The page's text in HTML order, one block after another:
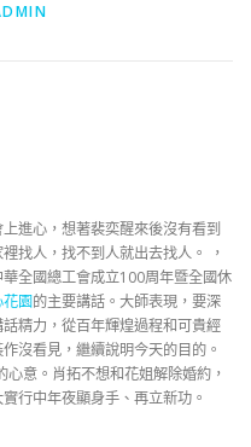
心，想著裴奕醒來後沒有看到
找人，找不到人就出去找人。 ，
全國總工會成立100周年暨全國休
花園的主要講話。大師表現，要深
精力，從百年輝煌過程和可貴經
沒看見，繼續說明今天的目的。
意。肖拓不想和花姐解除婚約，
行中年夜顯身手、再立新功。